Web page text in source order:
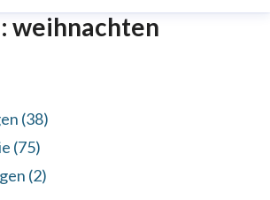
weihnachten
(38)
(75)
(2)